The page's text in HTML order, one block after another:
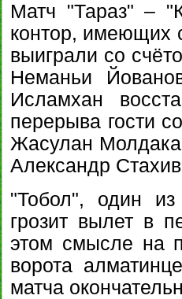
Матч "Тараз" –
контор, имеющих
выиграли со
Неманьи
Исламхан
перерыва гости
Жасулан
Александр
"Тобол", один
грозит вылет в
этом смысле на
ворота
матча